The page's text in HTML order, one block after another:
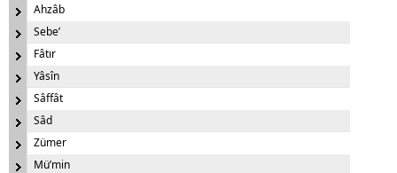
Ahzâb
Sebe’
Fâtır
Yâsîn
Sâffât
Sâd
Zümer
Mü’min